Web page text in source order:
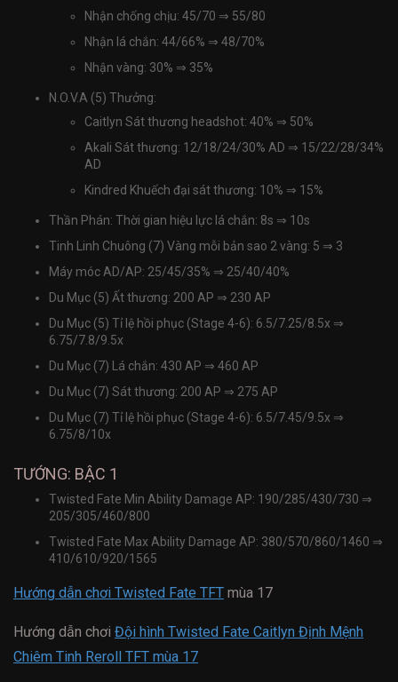
Nhận chống chịu: 45/70 ⇒ 55/80
Nhận lá chắn: 44/66% ⇒ 48/70%
Nhận vàng: 30% ⇒ 35%
N.O.V.A (5) Thưởng:
Caitlyn Sát thương headshot: 40% ⇒ 50%
Akali Sát thương: 12/18/24/30% AD ⇒ 15/22/28/34%
AD
Kindred Khuếch đại sát thương: 10% ⇒ 15%
Thần Phán: Thời gian hiệu lực lá chắn: 8s ⇒ 10s
Tinh Linh Chuông (7) Vàng mỗi bản sao 2 vàng: 5 ⇒ 3
Máy móc AD/AP: 25/45/35% ⇒ 25/40/40%
Du Mục (5) Ất thương: 200 AP ⇒ 230 AP
Du Mục (5) Tỉ lệ hồi phục (Stage 4-6): 6.5/7.25/8.5x ⇒
6.75/7.8/9.5x
Du Mục (7) Lá chắn: 430 AP ⇒ 460 AP
Du Mục (7) Sát thương: 200 AP ⇒ 275 AP
Du Mục (7) Tỉ lệ hồi phục (Stage 4-6): 6.5/7.45/9.5x ⇒
6.75/8/10x
TƯỚNG: BẬC 1
Twisted Fate Min Ability Damage AP: 190/285/430/730 ⇒
205/305/460/800
Twisted Fate Max Ability Damage AP: 380/570/860/1460 ⇒
410/610/920/1565
Hướng dẫn chơi Twisted Fate TFT mùa 17
Hướng dẫn chơi Đội hình Twisted Fate Caitlyn Định Mệnh
Chiêm Tinh Reroll TFT mùa 17